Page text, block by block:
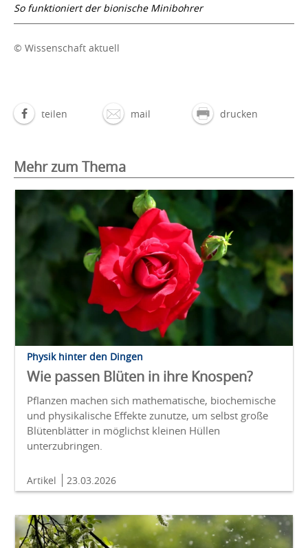
So funktioniert der bionische Minibohrer
© Wissenschaft aktuell
teilen mail drucken
Mehr zum Thema
Physik hinter den Dingen
Wie passen Blüten in ihre Knospen?
Pflanzen machen sich mathematische, biochemische
und physikalische Effekte zunutze, um selbst große
Blütenblätter in möglichst kleinen Hüllen
unterzubringen.
Artikel 23.03.2026